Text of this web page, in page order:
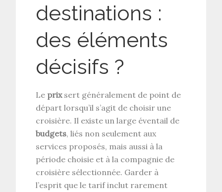
destinations :
des éléments
décisifs ?
Le prixsert généralement de point de
départ lorsqu’il s’agit de choisir une
croisière. Il existe un large éventail de
budgets, liés non seulement aux
services proposés, mais aussi à la
période choisie et à la compagnie de
croisière sélectionnée. Garder à
l’esprit que le tarif inclut rarement